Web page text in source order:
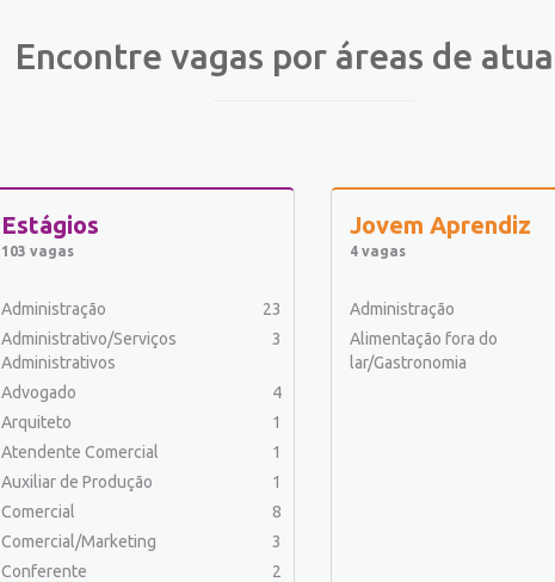
Encontre vagas por áreas de
Estágios
103 vagas
Administração
23
Administrativo/Serviços
Administrativos
3
Advogado
4
Arquiteto
1
Atendente Comercial
1
Auxiliar de Produção
1
Comercial
8
Comercial/Marketing
3
Conferente
2
Jovem Aprendiz
4 vagas
Administração
Alimentação fora do
lar/Gastronomia